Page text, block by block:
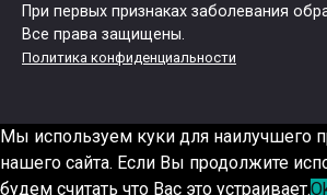
При первых признаках заболевания
Все права защищены.
Политика конфиденциальности
Мы используем куки для наилучшего
нашего сайта. Если Вы продолжите
будем считать что Вас это устраивает.